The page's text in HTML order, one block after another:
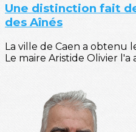
Une distinction fait
des Aînés
La ville de Caen a obtenu
Le maire Aristide Olivier l'a